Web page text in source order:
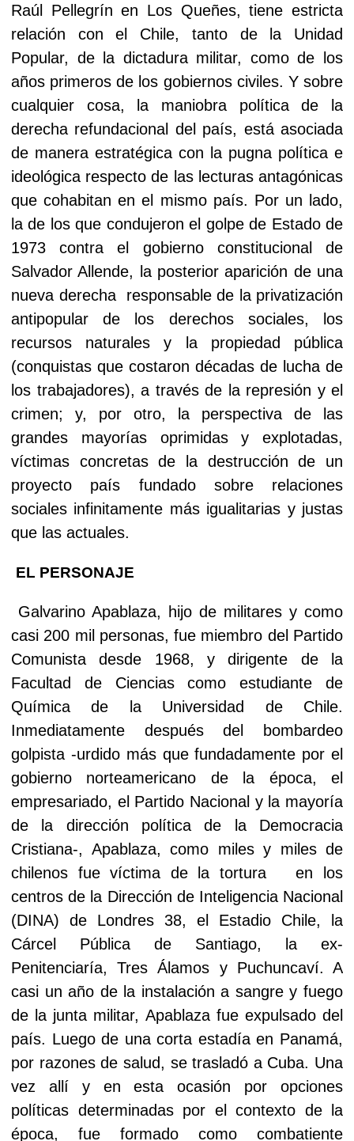
Raúl Pellegrín en Los Queñes, tiene estricta
relación con el Chile, tanto de la Unidad
Popular, de la dictadura militar, como de los
años primeros de los gobiernos civiles. Y sobre
cualquier cosa, la maniobra política de la
derecha refundacional del país, está asociada
de manera estratégica con la pugna política e
ideológica respecto de las lecturas antagónicas
que cohabitan en el mismo país. Por un lado,
la de los que condujeron el golpe de Estado de
1973 contra el gobierno constitucional de
Salvador Allende, la posterior aparición de una
nueva derecha
responsable de la privatización
antipopular de los derechos sociales, los
recursos naturales y la propiedad pública
(conquistas que costaron décadas de lucha de
los trabajadores), a través de la represión y el
crimen; y, por otro, la perspectiva de las
grandes mayorías oprimidas y explotadas,
víctimas concretas de la destrucción de un
proyecto país fundado sobre relaciones
sociales infinitamente más igualitarias y justas
que las actuales.
EL PERSONAJE
Galvarino Apablaza, hijo de militares y como
casi 200 mil personas, fue miembro del Partido
Comunista desde 1968, y dirigente de la
Facultad de Ciencias como estudiante de
Química de la Universidad de Chile.
Inmediatamente después del bombardeo
golpista -urdido más que fundadamente por el
gobierno norteamericano de la época, el
empresariado, el Partido Nacional y la mayoría
de la dirección política de la Democracia
Cristiana-, Apablaza, como miles y miles de
chilenos fue víctima de la tortura
en los
centros de la Dirección de Inteligencia Nacional
(DINA) de
Londres 38, el Estadio Chile, la
Cárcel Pública de Santiago, la ex-
Penitenciaría, Tres Álamos y Puchuncaví. A
casi un año de la instalación a sangre y fuego
de la junta militar, Apablaza fue expulsado del
país. Luego de una corta estadía en Panamá,
por razones de salud, se trasladó a Cuba. Una
vez allí y en esta ocasión por opciones
políticas determinadas por el contexto de la
época, fue formado como combatiente